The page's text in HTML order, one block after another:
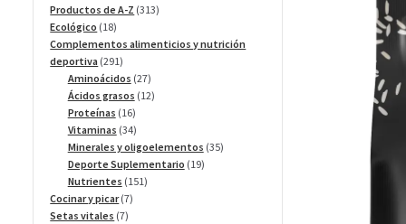
producto
Productos de A-Z 313313
Ecológico 1818
productos
Complementos alimenticios y nutrición
deportiva 291291
productos
Aminoácidos 2727
productos
Ácidos grasos 1212
Proteínas 1616
productos
Vitaminas 3434
productos
Minerales y oligoelementos 3535
Deporte Suplementario 1919
Nutrientes 151151
Cocinar y picar 77
Setas vitales 77